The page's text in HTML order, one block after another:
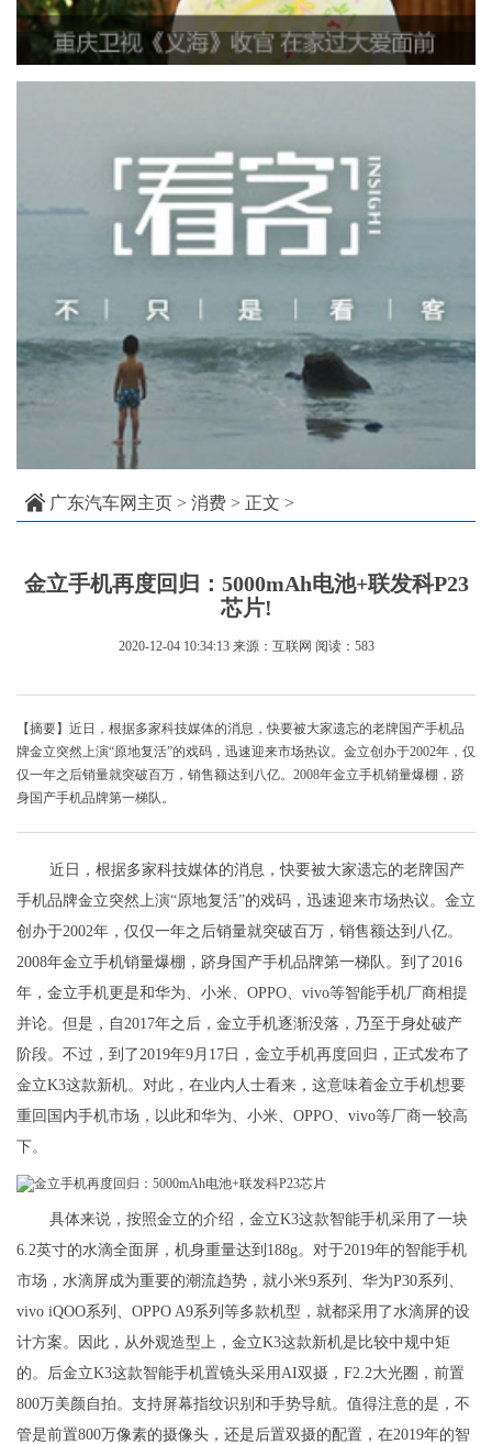
广东汽车网主页 > 消费 > 正文 >
金立手机再度回归：5000mAh电池+联发科P23
芯片!
2020-12-04 10:34:13 来源：互联网 阅读：583
【摘要】近日，根据多家科技媒体的消息，快要被大家遗忘的老牌国产手机品
牌金立突然上演“原地复活”的戏码，迅速迎来市场热议。金立创办于2002年，仅
仅一年之后销量就突破百万，销售额达到八亿。2008年金立手机销量爆棚，跻
身国产手机品牌第一梯队。
近日，根据多家科技媒体的消息，快要被大家遗忘的老牌国产
手机品牌金立突然上演“原地复活”的戏码，迅速迎来市场热议。金立
创办于2002年，仅仅一年之后销量就突破百万，销售额达到八亿。
2008年金立手机销量爆棚，跻身国产手机品牌第一梯队。到了2016
年，金立手机更是和华为、小米、OPPO、vivo等智能手机厂商相提
并论。但是，自2017年之后，金立手机逐渐没落，乃至于身处破产
阶段。不过，到了2019年9月17日，金立手机再度回归，正式发布了
金立K3这款新机。对此，在业内人士看来，这意味着金立手机想要
重回国内手机市场，以此和华为、小米、OPPO、vivo等厂商一较高
下。
具体来说，按照金立的介绍，金立K3这款智能手机采用了一块
6.2英寸的水滴全面屏，机身重量达到188g。对于2019年的智能手机
市场，水滴屏成为重要的潮流趋势，就小米9系列、华为P30系列、
vivo iQOO系列、OPPO A9系列等多款机型，就都采用了水滴屏的设
计方案。因此，从外观造型上，金立K3这款新机是比较中规中矩
的。后金立K3这款智能手机置镜头采用AI双摄，F2.2大光圈，前置
800万美颜自拍。支持屏幕指纹识别和手势导航。值得注意的是，不
管是前置800万像素的摄像头，还是后置双摄的配置，在2019年的智